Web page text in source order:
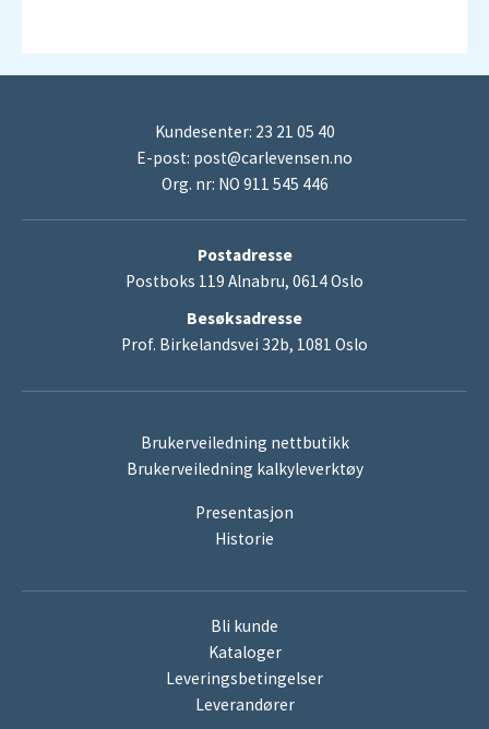
Kundesenter: 23 21 05 40
E-post: post@carlevensen.no
Org. nr: NO 911 545 446
Postadresse
Postboks 119 Alnabru, 0614 Oslo
Besøksadresse
Prof. Birkelandsvei 32b, 1081 Oslo
Brukerveiledning nettbutikk
Brukerveiledning kalkyleverktøy
Presentasjon
Historie
Bli kunde
Kataloger
Leveringsbetingelser
Leverandører